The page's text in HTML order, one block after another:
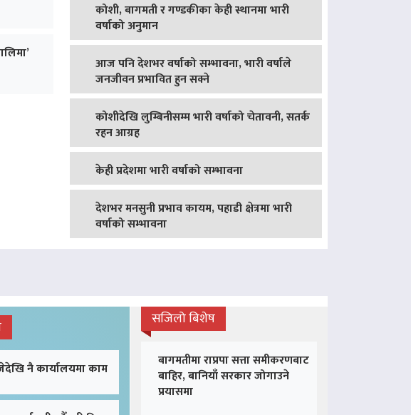
कोशी, बागमती र गण्डकीका केही स्थानमा भारी
वर्षाको अनुमान
आज पनि देशभर वर्षाको सम्भावना, भारी वर्षाले
जनजीवन प्रभावित हुन सक्ने
कोशीदेखि लुम्बिनीसम्म भारी वर्षाको चेतावनी, सतर्क
रहन आग्रह
केही प्रदेशमा भारी वर्षाको सम्भावना
देशभर मनसुनी प्रभाव कायम, पहाडी क्षेत्रमा भारी
वर्षाको सम्भावना
नै कार्यालयमा काम
सजिलो बिशेष
बागमतीमा राप्रपा सत्ता समीकरणबाट
बाहिर, बानियाँ सरकार जोगाउने
प्रयासमा